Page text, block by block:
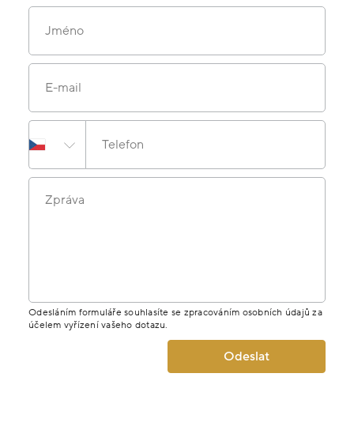
Jméno
E-mail
Telefon
Zpráva
Odesláním formuláře souhlasíte se zpracováním osobních údajů za
účelem vyřízení vašeho dotazu.
Odeslat